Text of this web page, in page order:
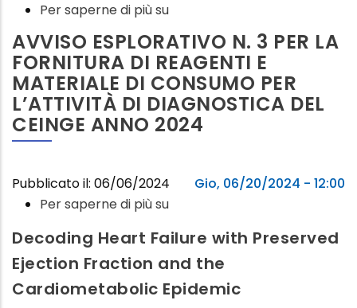
di
reagenti
e
materiale
di
l’attività
diagnostica
CEINGE
anno
Per saperne di più su
all'Avviso
esplorativo
n.3
Illumina
AVVISO ESPLORATIVO N. 3 PER LA
FORNITURA DI REAGENTI E
MATERIALE DI CONSUMO PER
L’ATTIVITÀ DI DIAGNOSTICA DEL
CEINGE ANNO 2024
Pubblicato il: 06/06/2024
Gio, 06/20/2024 - 12:00
Per saperne di più su
n.
3
per
Decoding Heart Failure with Preserved
Ejection Fraction and the
Cardiometabolic Epidemic